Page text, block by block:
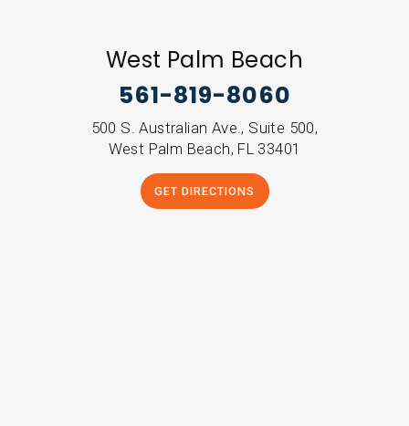
West Palm Beach
561-819-8060
500 S. Australian Ave., Suite 500,
West Palm Beach, FL 33401
GET DIRECTIONS